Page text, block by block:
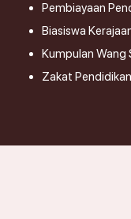
Pembiayaan
Biasiswa
Kumpulan Wang
Zakat